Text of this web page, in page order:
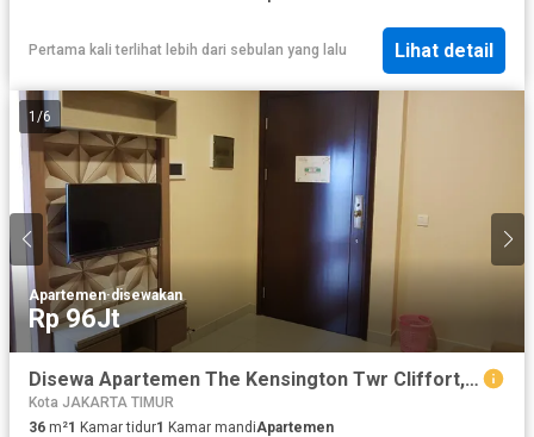
Pertama kali terlihat lebih dari sebulan yang lalu Lihat detail
1 /6
Apartemen·disewakan
Rp 96Jt
Disewa Apartemen The Kensington Twr Cliffort, Kelapa Gading
Kota JAKARTA TIMUR
36 m²1 Kamar tidur1 Kamar mandiApartemen